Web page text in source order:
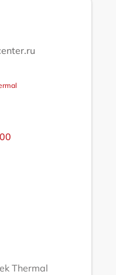
Thermal